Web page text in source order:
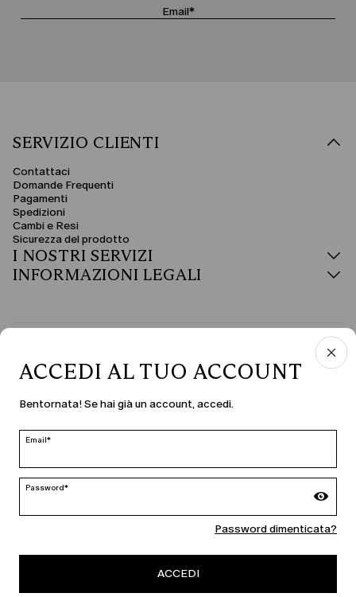
SERVIZIO CLIENTI
Contattaci
Domande Frequenti
Pagamenti
Spedizioni
Cambi e Resi
Sicurezza del prodotto
I NOSTRI SERVIZI
INFORMAZIONI LEGALI
PAESE E LINGUA
modifica
MARINA RINALDI
PERSONA
ACCEDI AL TUO ACCOUNT
Bentornata! Se hai già un account, accedi.
Email*
Password*
Password dimenticata?
ACCEDI